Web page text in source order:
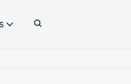
Afficher la barre